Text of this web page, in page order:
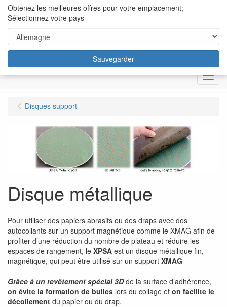
content="18/11/2025″/>
Menu
Disques support
Disque métallique
Pour utiliser des papiers abrasifs ou des draps avec dos
autocollants sur un support magnétique comme le XMAG afin de
profiter d’une réduction du nombre de plateau et réduire les
espaces de rangement, le XPSA est un disque métallique fin,
magnétique, qui peut être utilisé sur un support XMAG
Grâce à un revêtement spécial 3Dde la surface d’adhérence,
on évite la formation de bulles lors du collage et on facilite le
décollement du papier ou du drap.
Obtenez les meilleures offres pour votre emplacement;
Sélectionnez votre pays
Sauvegarder